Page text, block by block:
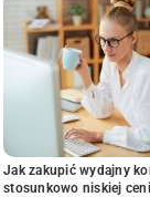
Jak zakupić wydajny
stosunkowo niskiej